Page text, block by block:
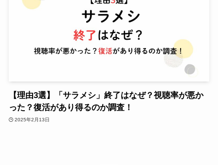
【理由3選】「サラメシ」終了はなぜ？視聴率が悪か
った？復活があり得るのか調査！
2025年2月13日